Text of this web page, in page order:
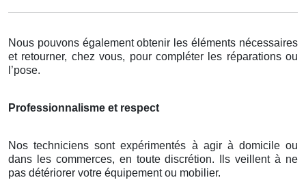
Nous pouvons également obtenir les éléments nécessaires
et retourner, chez vous, pour compléter les réparations ou
l’pose.
Professionnalisme et respect
Nos techniciens sont expérimentés à agir à domicile ou
dans les commerces, en toute discrétion. Ils veillent à ne
pas détériorer votre équipement ou mobilier.